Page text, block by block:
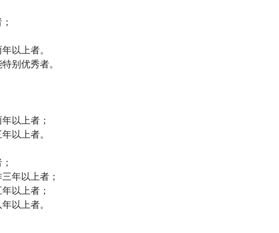
以上者。
别优秀者。
以上者；
以上者。
年以上者；
以上者；
以上者。